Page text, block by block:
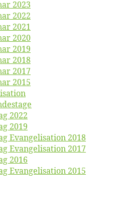
2023
2022
2021
2020
2019
2018
2017
2015
2022
2019
Evan­ge­li­sa­ti­on 2018
Evan­ge­li­sa­ti­on 2017
2016
Evan­ge­li­sa­ti­on 2015